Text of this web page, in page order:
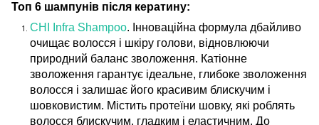
Топ 6 шампунів після кератину:
CHI Infra Shampoo. Інноваційна формула дбайливо
очищає волосся і шкіру голови, відновлюючи
природний баланс зволоження. Катіонне
зволоження гарантує ідеальне, глибоке зволоження
волосся і залишає його красивим блискучим і
шовковистим. Містить протеїни шовку, які роблять
волосся блискучим, гладким і еластичним. До